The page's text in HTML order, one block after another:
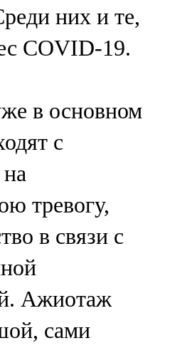
них и те,
COVID-19.
в основном
с
тревогу,
в связи с
Ажиотаж
сами